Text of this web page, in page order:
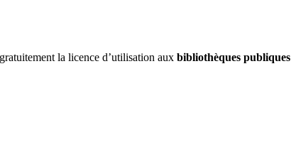
la licence d’utilisation aux bibliothèques publiques